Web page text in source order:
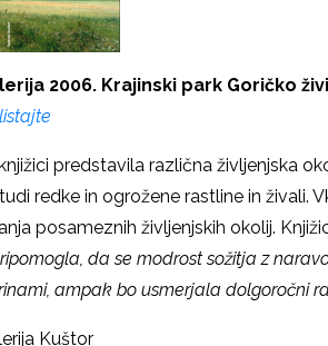
2006. Krajinski park Goričko
predstavila različna življenjska
redke in ogrožene rastline in živali.
posameznih življenjskih okolij.
da se modrost sožitja z
ampak bo usmerjala dolgoročni
Kuštor